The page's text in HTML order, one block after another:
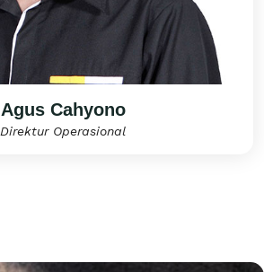
Agus Cahyono
Direktur Operasional